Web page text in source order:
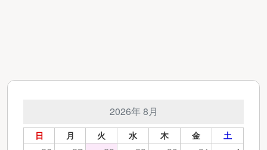
2026年 8月
日 月 火 水 木 金 土